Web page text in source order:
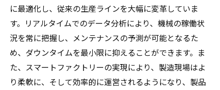
に最適化し、従来の生産ラインを大幅に変革していま
す。リアルタイムでのデータ分析により、機械の稼働状
況を常に把握し、メンテナンスの予測が可能となるた
め、ダウンタイムを最小限に抑えることができます。ま
た、スマートファクトリーの実現により、製造現場はよ
り柔軟に、そして効率的に運営されるようになり、製品